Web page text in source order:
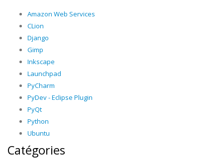
Amazon Web Services
CLion
Django
Gimp
Inkscape
Launchpad
PyCharm
PyDev - Eclipse Plugin
PyQt
Python
Ubuntu
Catégories